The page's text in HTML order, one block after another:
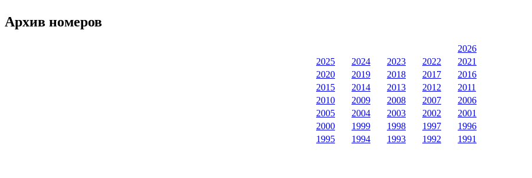
Архив номеров
2026
2025
2024 2023 2022
2021
2020
2019 2018 2017
2016
2015
2014 2013 2012
2011
2010
2009 2008 2007
2006
2005
2004 2003 2002
2001
2000
1999 1998 1997
1996
1995
1994 1993 1992 1991